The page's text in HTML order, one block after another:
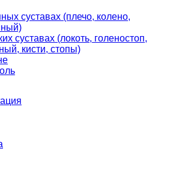
суставах (плечо, колено,
суставах (локоть, голеностоп,
кисти, стопы)